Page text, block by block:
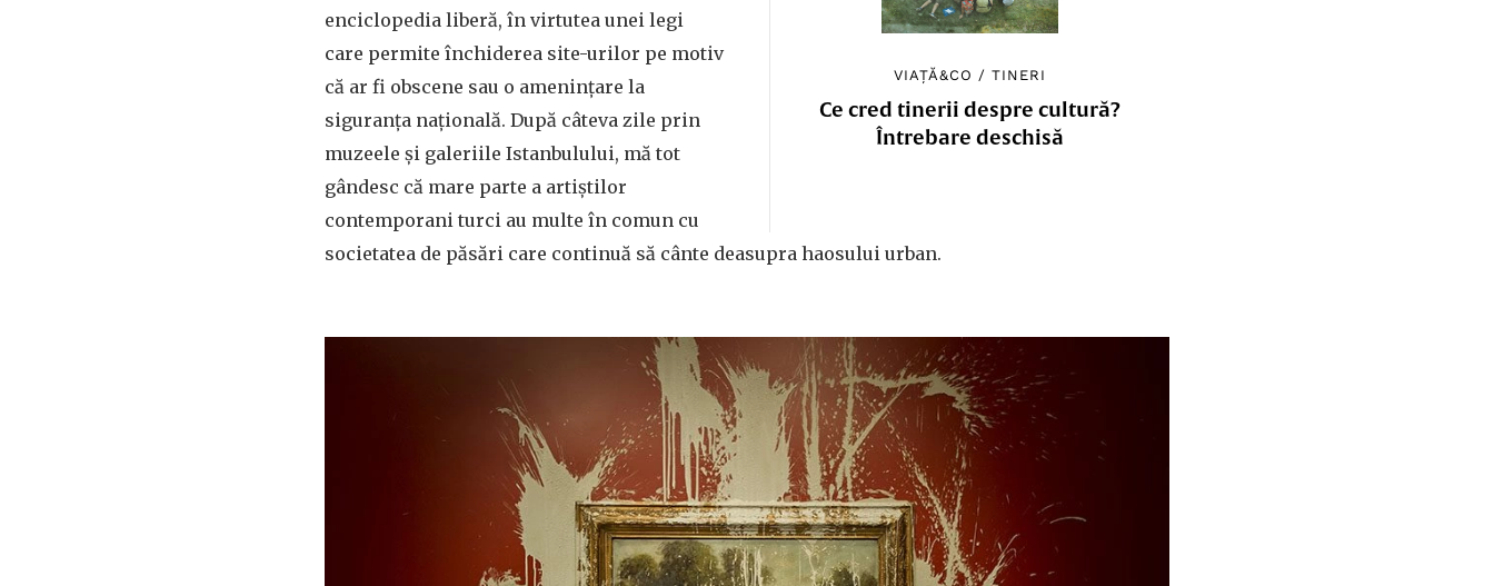
VIAȚĂ&CO /TINERI
Ce cred tinerii despre cultură?
Întrebare deschisă
enciclopedia liberă, în virtutea unei legi
care permite închiderea site-urilor pe motiv
că ar fi obscene sau o amenințare la
siguranța națională. După câteva zile prin
muzeele și galeriile Istanbulului, mă tot
gândesc că mare parte a artiștilor
contemporani turci au multe în comun cu
societatea de păsări care continuă să cânte deasupra haosului urban.